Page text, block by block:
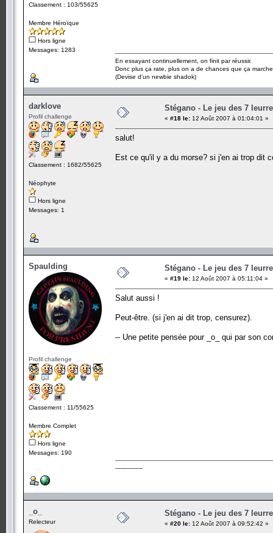
Classement : 103/55625
Membre Héroïque
Hors ligne
Messages: 1283
En essayant continuellement, on finit par réussir.
Donc plus ça rate, plus on a de chances que ça
(Devise d'un newbie shadok)
darklove
Profil challenge
Classement : 1682/55625
Néophyte
Hors ligne
Messages: 1
Stégano - Le jeu des 7
« #18 le: 12 Août 2007 à 01:04:01 »
salut!
Est ce qu'il y a du morse? si j'en ai trop dit
Spaulding
Profil challenge
Classement : 11/55625
Membre Complet
Hors ligne
Messages: 190
Stégano - Le jeu des 7
« #19 le: 12 Août 2007 à 05:11:04 »
Salut aussi !
Peut-être. (si j'en ai dit trop, censurez).
-- Une petite pensée pour _o_ qui par son
---------------
_o_
Relecteur
Stégano - Le jeu des 7
« #20 le: 12 Août 2007 à 09:52:42 »